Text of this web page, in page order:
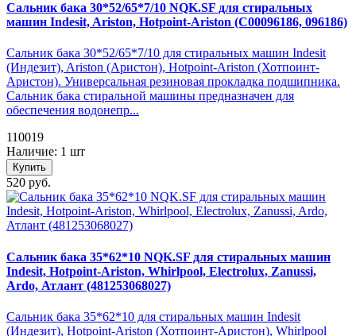
Сальник бака 30*52/65*7/10 NQK.SF для стиральных
машин Indesit, Ariston, Hotpoint-Ariston (C00096186, 096186)
Сальник бака 30*52/65*7/10 для стиральных машин Indesit
(Индезит), Ariston (Аристон), Hotpoint-Ariston (Хотпоинт-
Аристон). Универсальная резиновая прокладка подшипника.
Сальник бака стиральной машины предназначен для
обеспечения водонепр...
110019
Наличие: 1 шт
Купить
520 руб.
Сальник бака 35*62*10 NQK.SF для стиральных машин
Indesit, Hotpoint-Ariston, Whirlpool, Electrolux, Zanussi,
Ardo, Атлант (481253068027)
Сальник бака 35*62*10 для стиральных машин Indesit
(Индезит), Hotpoint-Ariston (Хотпоинт-Аристон), Whirlpool